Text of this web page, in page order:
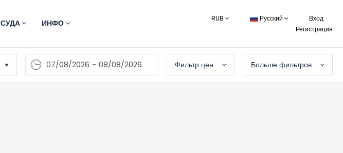
СУДА ИНФО RUB Русский
Вход
Регистрация
07/08/2026 - 08/08/2026 Фильтр цен Больше фильтров